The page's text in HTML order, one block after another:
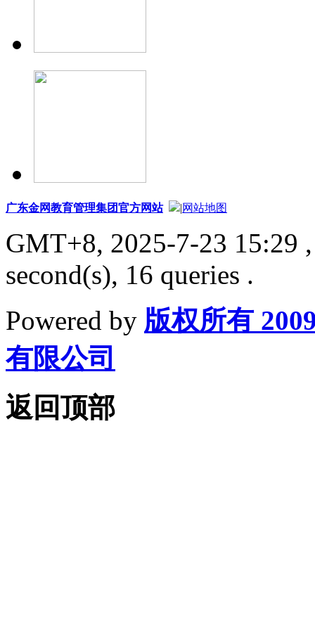
广东金网教育管理集团官方网站 |网站地图
GMT+8, 2025-7-23 15:29
second(s), 16 queries .
Powered by 版权所有
有限公司
返回顶部